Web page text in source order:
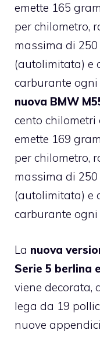
emette 165
per chilometro,
massima di
(autolimitata) e
carburante ogni
nuova BMW
cento chilometri
emette 169
per chilometro,
massima di
(autolimitata) e
carburante ogni
La nuova
Serie 5 berlina
viene decorata,
lega da 19
nuove